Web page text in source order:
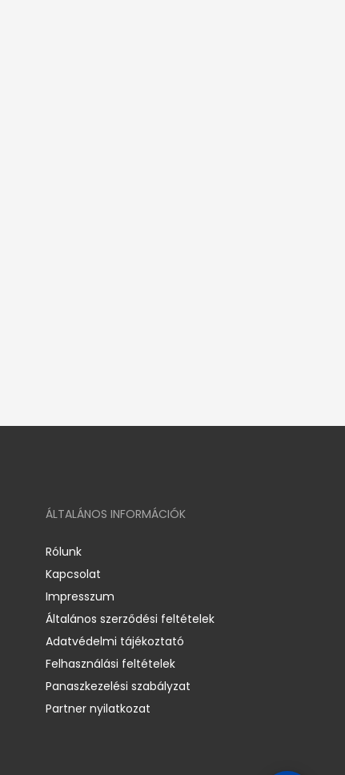
ÁLTALÁNOS INFORMÁCIÓK
Rólunk
Kapcsolat
Impresszum
Általános szerződési feltételek
Adatvédelmi tájékoztató
Felhasználási feltételek
Panaszkezelési szabályzat
Partner nyilatkozat